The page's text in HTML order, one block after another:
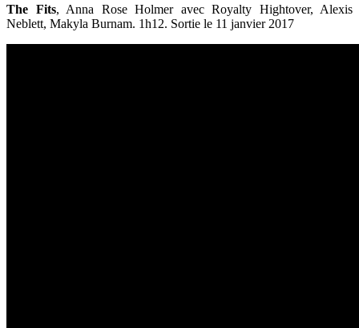
The Fits, Anna Rose Holmer avec Royalty Hightover, Alexis
Neblett, Makyla Burnam. 1h12. Sortie le 11 janvier 2017